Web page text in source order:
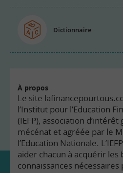
Dictionnaire
À propos
Le site
l’Institut pour l’Education
(IEFP), association
mécénat et agréée par le
l’Education Nationale.
aider chacun à acquérir les
connaissances nécessaires